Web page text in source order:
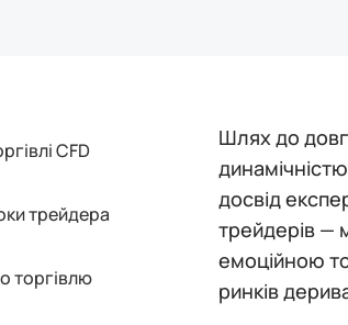
CFD
трейдера
торгівлю
Шлях до
досвід
трейдерів —
емоційною
ринків